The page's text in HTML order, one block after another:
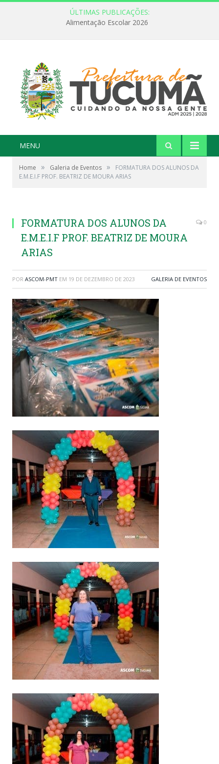
ÚLTIMAS PUBLICAÇÕES:
MENU
Home » Galeria de Eventos »
FORMATURA DOS ALUNOS DA
E.M.E.I.F PROF. BEATRIZ DE MOURA ARIAS
FORMATURA DOS ALUNOS DA
E.M.E.I.F PROF. BEATRIZ DE MOURA
ARIAS
0
POR ASCOM-PMT EM 19 DE DEZEMBRO DE 2023 GALERIA DE EVENTOS